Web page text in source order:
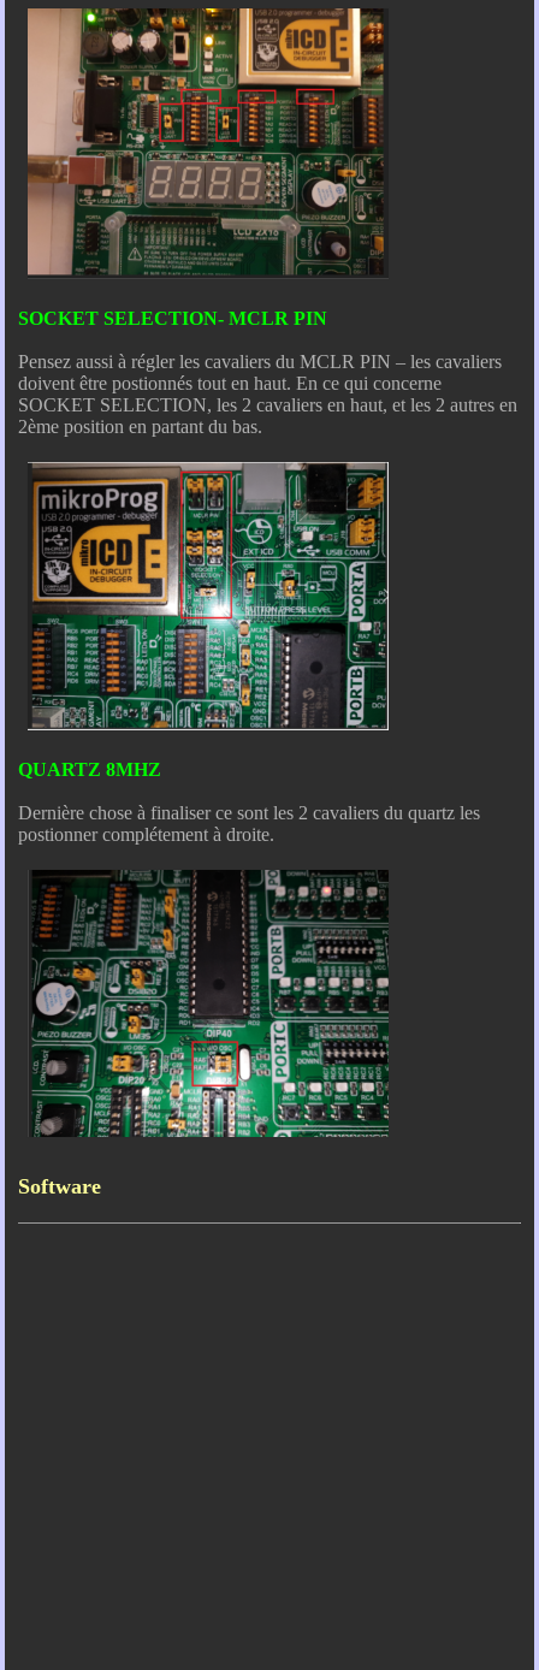
SOCKET SELECTION- MCLR PIN
Pensez aussi à régler les cavaliers du MCLR PIN – les cavaliers
doivent être postionnés tout en haut. En ce qui concerne
SOCKET SELECTION, les 2 cavaliers en haut, et les 2 autres en
2ème position en partant du bas.
QUARTZ 8MHZ
Dernière chose à finaliser ce sont les 2 cavaliers du quartz les
postionner complétement à droite.
Software